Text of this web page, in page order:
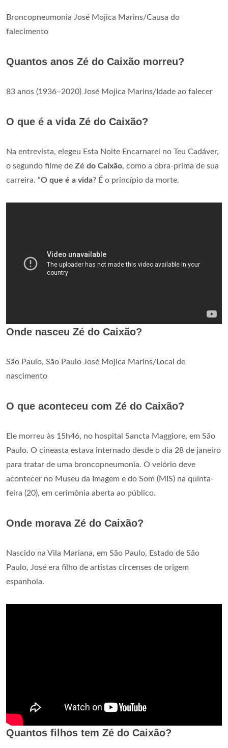
Broncopneumonia José Mojica Marins/Causa do
falecimento
Quantos anos Zé do Caixão morreu?
83 anos (1936–2020) José Mojica Marins/Idade ao falecer
O que é a vida Zé do Caixão?
Na entrevista, elegeu Esta Noite Encarnarei no Teu Cadáver,
o segundo filme de Zé do Caixão, como a obra-prima de sua
carreira. “O que é a vida? É o princípio da morte.
Onde nasceu Zé do Caixão?
São Paulo, São Paulo José Mojica Marins/Local de
nascimento
O que aconteceu com Zé do Caixão?
Ele morreu às 15h46, no hospital Sancta Maggiore, em São
Paulo. O cineasta estava internado desde o dia 28 de janeiro
para tratar de uma broncopneumonia. O velório deve
acontecer no Museu da Imagem e do Som (MIS) na quinta-
feira (20), em cerimônia aberta ao público.
Onde morava Zé do Caixão?
Nascido na Vila Mariana, em São Paulo, Estado de São
Paulo, José era filho de artistas circenses de origem
espanhola.
Quantos filhos tem Zé do Caixão?